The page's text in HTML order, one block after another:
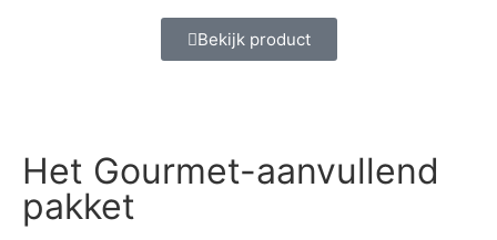
Bekijk product
Het Gourmet-aanvullend
pakket